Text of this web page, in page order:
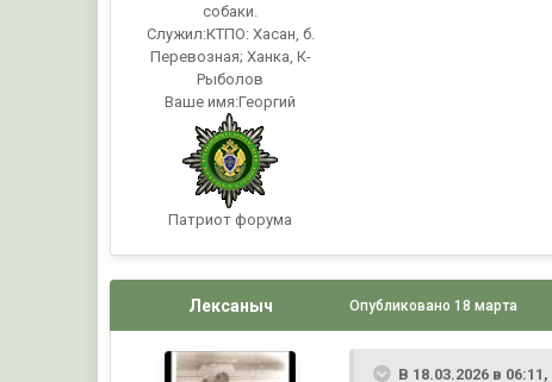
собаки.
Служил:КТПО: Хасан, б.
Перевозная; Ханка, К-
Рыболов
Ваше имя:Георгий
Патриот форума
Лексаныч Опубликовано18 марта
В 18.03.2026 в 06:11,